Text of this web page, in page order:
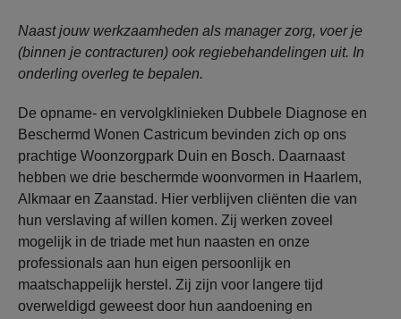
Naast jouw werkzaamheden als manager zorg, voer je
(binnen je contracturen) ook regiebehandelingen uit. In
onderling overleg te bepalen.
De opname- en vervolgklinieken Dubbele Diagnose en
Beschermd Wonen Castricum bevinden zich op ons
prachtige Woonzorgpark Duin en Bosch. Daarnaast
hebben we drie beschermde woonvormen in Haarlem,
Alkmaar en Zaanstad. Hier verblijven cliënten die van
hun verslaving af willen komen. Zij werken zoveel
mogelijk in de triade met hun naasten en onze
professionals aan hun eigen persoonlijk en
maatschappelijk herstel. Zij zijn voor langere tijd
overweldigd geweest door hun aandoening en